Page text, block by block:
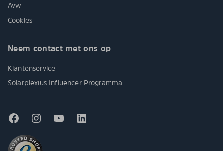
Avw
Cookies
Neem contact met ons op
Klantenservice
Solarplexius Influencer Programma